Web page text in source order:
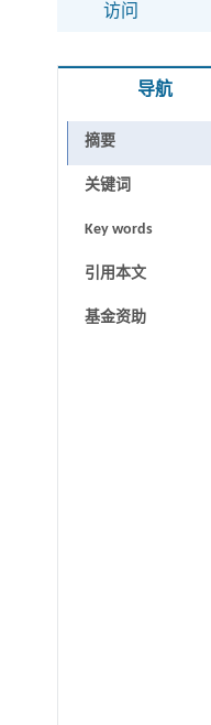
访问
导航
摘要
关键词
Key words
引用本文
基金资助